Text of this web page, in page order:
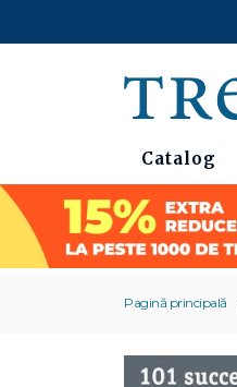
Catalog
Pagină principală